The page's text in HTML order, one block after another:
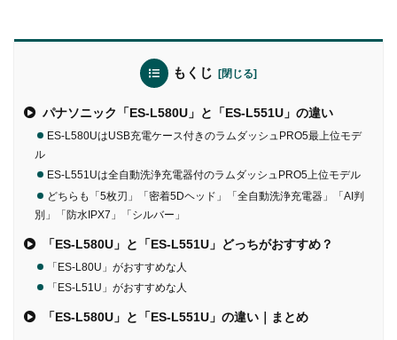
もくじ
パナソニック「ES-L580U」と「ES-L551U」の違い
ES-L580UはUSB充電ケース付きのラムダッシュPRO5最上位モデ
ル
ES-L551Uは全自動洗浄充電器付のラムダッシュPRO5上位モデル
どちらも「5枚刃」「密着5Dヘッド」「全自動洗浄充電器」「AI判
別」「防水IPX7」「シルバー」
「ES-L580U」と「ES-L551U」どっちがおすすめ？
「ES-L80U」がおすすめな人
「ES-L51U」がおすすめな人
「ES-L580U」と「ES-L551U」の違い｜まとめ